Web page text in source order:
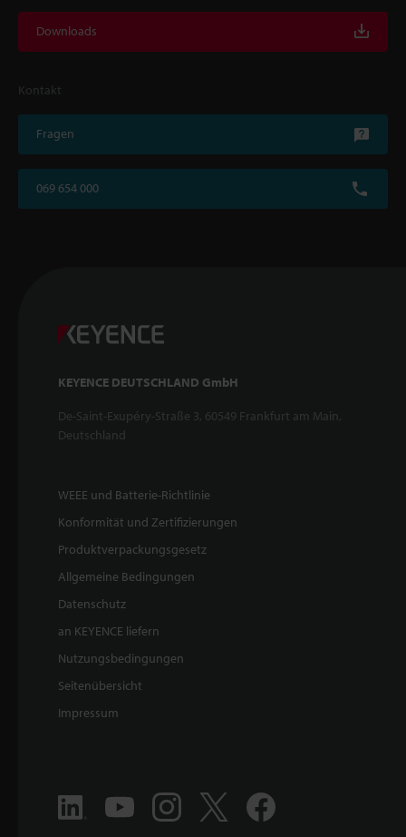
Downloads
Kontakt
Fragen
069 654 000
KEYENCE DEUTSCHLAND GmbH
De-Saint-Exupéry-Straße 3, 60549 Frankfurt am Main,
Deutschland
WEEE und Batterie-Richtlinie
Konformität und Zertifizierungen
Produktverpackungsgesetz
Allgemeine Bedingungen
Datenschutz
an KEYENCE liefern
Nutzungsbedingungen
Seitenübersicht
Impressum